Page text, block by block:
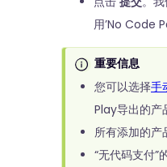
用’No Code
重要信息
您可以选择手
Play导出的产
所有添加的产
“无代码支付”